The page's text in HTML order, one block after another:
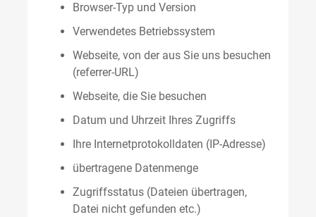
Browser-Typ und Version
Verwendetes Betriebssystem
Webseite, von der aus Sie uns besuchen
(referrer-URL)
Webseite, die Sie besuchen
Datum und Uhrzeit Ihres Zugriffs
Ihre Internetprotokolldaten (IP-Adresse)
übertragene Datenmenge
Zugriffsstatus (Dateien übertragen,
Datei nicht gefunden etc.)